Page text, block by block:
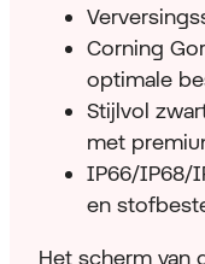
Corning
optimale
Stijlvol
met
IP66/IP68/
en
Het scherm van